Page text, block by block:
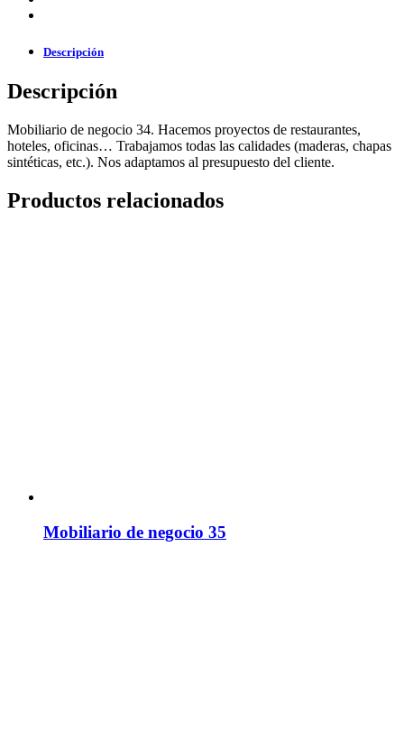
Descripción
Descripción
Mobiliario de negocio 34. Hacemos proyectos de restaurantes,
hoteles, oficinas… Trabajamos todas las calidades (maderas, chapas
sintéticas, etc.). Nos adaptamos al presupuesto del cliente.
Productos relacionados
Mobiliario de negocio 35